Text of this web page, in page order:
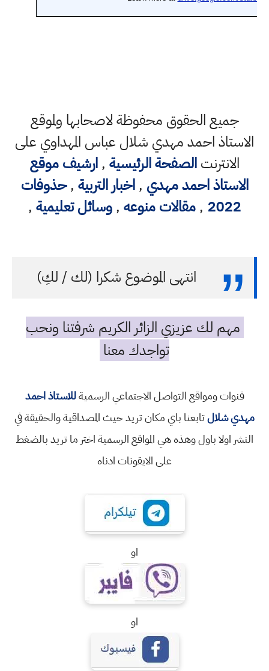
جميع الحقوق محفوظة لاصحابها ولموقع
الاستاذ احمد مهدي شلال عباس المهداوي على
الانترنتالصفحة الرئيسية ,ارشيف موقع
الاستاذ احمد مهدي ,اخبار التربية ,حذوفات
2022
,مقالات منوعه ,وسائل تعليمية ,
انتهى الموضوع شكرا (لك / لكِ)
مهم لك عزيزي الزائر الكريم شرفتنا ونحب
تواجدك معنا
قنوات ومواقع التواصل الاجتماعي الرسميةللاستاذ احمد
مهدي شلالتابعنا باي مكان تريد حيث المصداقية والحقيقة في
النشر اولا باول وهذه هي المواقع الرسمية اختر ما تريد بالضغط
على الايقونات ادناه
او
او